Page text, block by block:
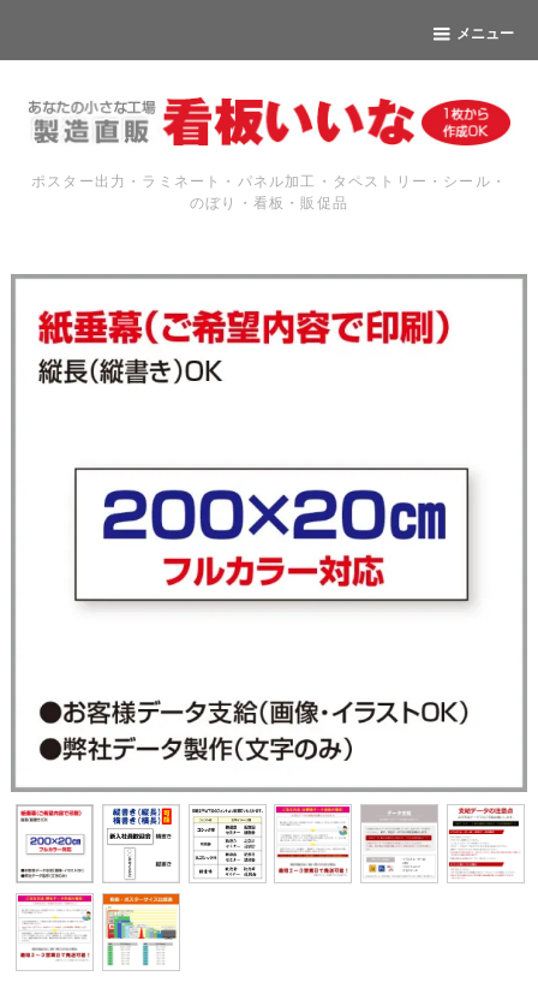
メニュー
ポスター出力・ラミネート・パネル加工・タペストリー・シール・
のぼり・看板・販促品